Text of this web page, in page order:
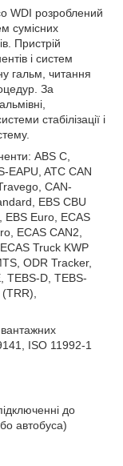
WDI розроблений
сумісних
Пристрій
і систем
гальм, читання
За
стабілізації і
ABS C,
EAPU, ATC CAN
CAN-
EBS CBU
EBS Euro, ECAS
ECAS CAN2,
Truck KWP
ODR Tracker,
TEBS-D, TEBS-
вантажних
ISO 11992-1
до
автобуса)